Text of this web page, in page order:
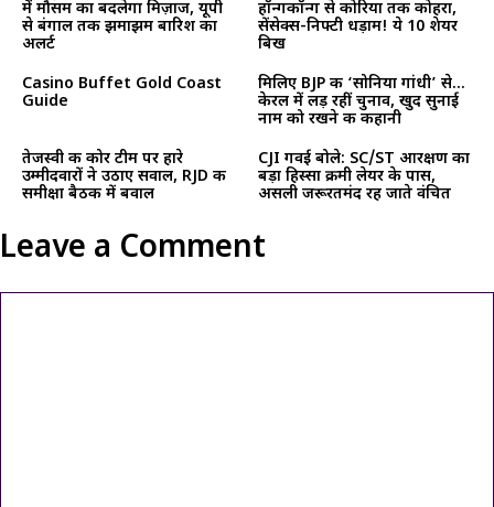
में मौसम का बदलेगा मिज़ाज, यूपी
से बंगाल तक झमाझम बारिश का
अलर्ट
हॉन्गकॉन्ग से कोरिया तक कोहरा,
सेंसेक्स-निफ्टी धड़ाम! ये 10 शेयर
बिख
Casino Buffet Gold Coast
Guide
मिलिए BJP की ‘सोनिया गांधी’ से…
केरल में लड़ रहीं चुनाव, खुद सुनाई
नाम को रखने की कहानी
तेजस्वी की कोर टीम पर हारे
उम्मीदवारों ने उठाए सवाल, RJD की
समीक्षा बैठक में बवाल
CJI गवई बोले: SC/ST आरक्षण का
बड़ा हिस्सा क्रीमी लेयर के पास,
असली जरूरतमंद रह जाते वंचित
Leave a Comment